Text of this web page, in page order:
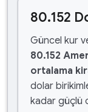
80.152
Güncel kur
80.152
ortalama
dolar
kadar güçlü